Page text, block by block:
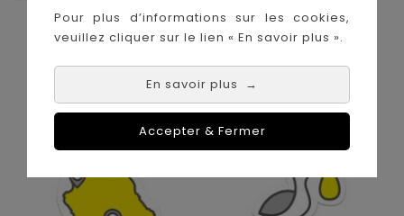
Pour plus d’informations sur les cookies,
veuillez cliquer sur le lien « En savoir plus ».
En savoir plus →
Accepter & Fermer
Le Coin des Petits propose les plus
grandes marques de puériculture aux
meilleurs prix sur l'île de la Réunion !
Nos magasins à
La Réunion :
Achat en ligne :